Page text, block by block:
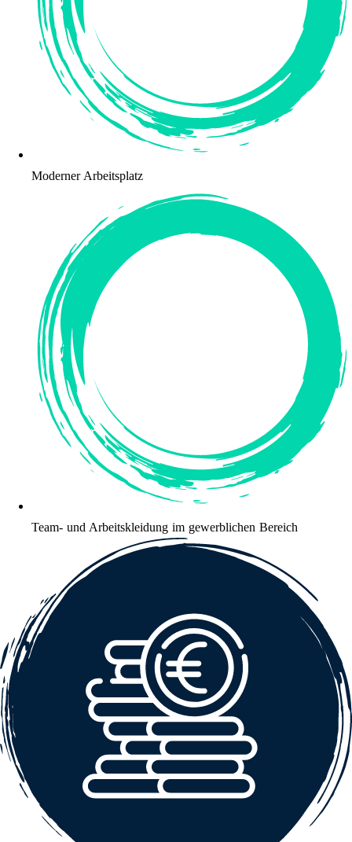
Moderner Arbeitsplatz
Team- und Arbeitskleidung im gewerblichen Bereich